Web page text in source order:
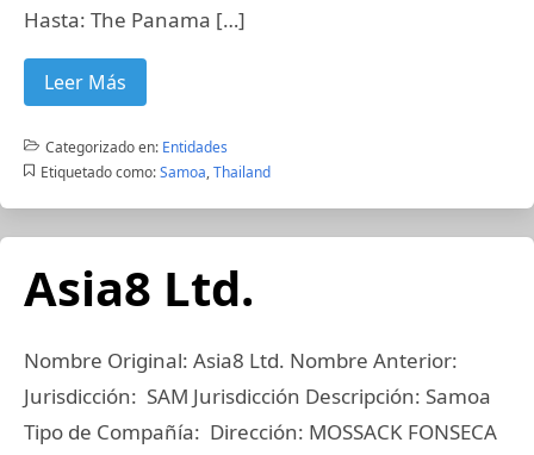
Hasta: The Panama […]
Leer Más
Categorizado en: Entidades
Etiquetado como: Samoa,Thailand
Asia8 Ltd.
Nombre Original: Asia8 Ltd. Nombre Anterior:
Jurisdicción: SAM Jurisdicción Descripción: Samoa
Tipo de Compañía: Dirección: MOSSACK FONSECA